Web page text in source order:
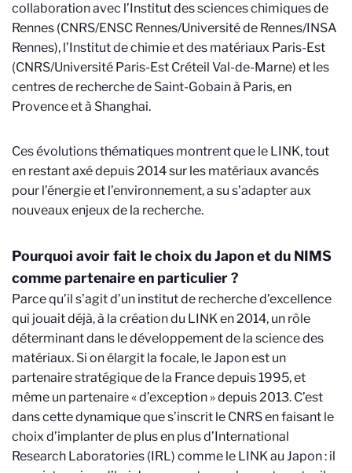
collaboration avec l’Institut des sciences chimiques de
Rennes (CNRS/ENSC Rennes/Université de Rennes/INSA
Rennes), l’Institut de chimie et des matériaux Paris-Est
(CNRS/Université Paris-Est Créteil Val-de-Marne) et les
centres de recherche de Saint-Gobain à Paris, en
Provence et à Shanghai.
Ces évolutions thématiques montrent que le LINK, tout
en restant axé depuis 2014 sur les matériaux avancés
pour l’énergie et l’environnement, a su s’adapter aux
nouveaux enjeux de la recherche.
Pourquoi avoir fait le choix du Japon et du NIMS
comme partenaire en particulier ?
Parce qu’il s’agit d’un institut de recherche d’excellence
qui jouait déjà, à la création du LINK en 2014, un rôle
déterminant dans le développement de la science des
matériaux. Si on élargit la focale, le Japon est un
partenaire stratégique de la France depuis 1995, et
même un partenaire « d’exception » depuis 2013. C’est
dans cette dynamique que s’inscrit le CNRS en faisant le
choix d’implanter de plus en plus d’International
Research Laboratories (IRL) comme le LINK au Japon : il